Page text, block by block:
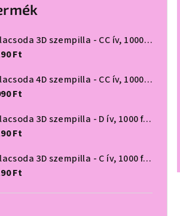
Pillacsoda 3D szempilla - CC ív, 1000 fan
Ft
Pillacsoda 4D szempilla - CC ív, 1000 fan
Ft
Pillacsoda 3D szempilla - D ív, 1000 fan
Ft
Pillacsoda 3D szempilla - C ív, 1000 fan
Ft